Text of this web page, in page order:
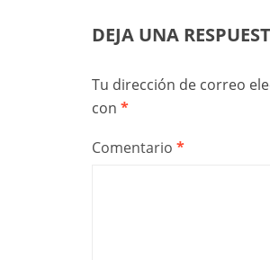
DEJA UNA
Tu dirección de correo
con *
Comentario *